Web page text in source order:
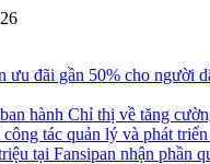
ưu đãi gần 50% cho người
hành Chỉ thị về tăng
tác quản lý và phát
tại Fansipan nhận phần